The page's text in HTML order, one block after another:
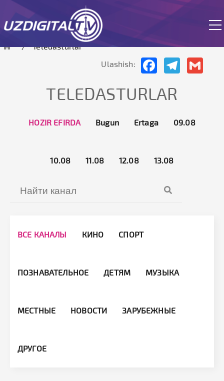
sayt sinov rejimida ishlamoqda
Teledasturlar
Ulashish:
FacebookTelegram
TELEDASTURLAR
HOZIR EFIRDA Bugun Ertaga 09.08
10.08 11.08 12.08 13.08
ВСЕ КАНАЛЫ КИНО СПОРТ
ПОЗНАВАТЕЛЬНОЕ ДЕТЯМ МУЗЫКА
МЕСТНЫЕ НОВОСТИ ЗАРУБЕЖНЫЕ
ДРУГОЕ